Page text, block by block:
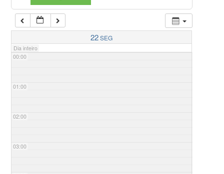
22SEG
Dia inteiro
00:00
01:00
02:00
03:00